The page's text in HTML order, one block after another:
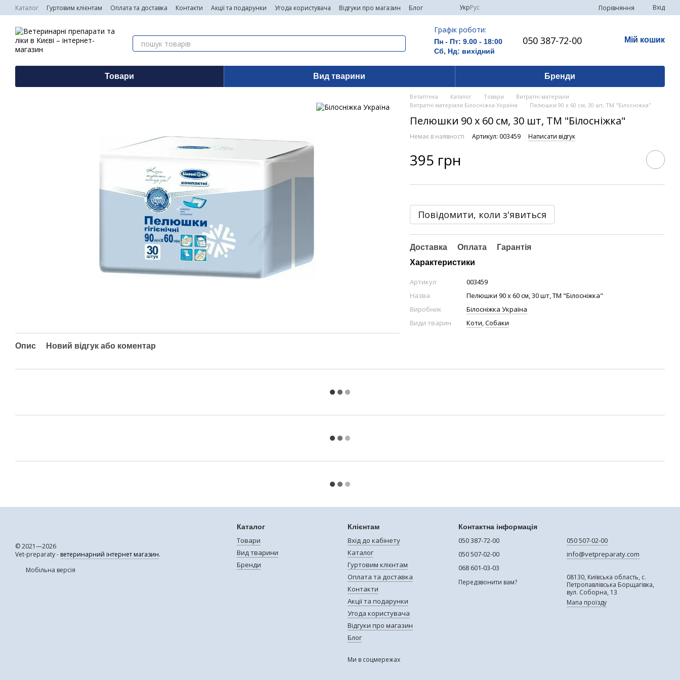
Перейти до основного контенту
Каталог Гуртовим клієнтам Оплата та доставка Контакти Акції та подарунки Угода користувача Відгуки про магазин Блог УкрРус Порівняння Вхід
Графік роботи:
Пн - Пт: 9.00 - 18:00
Сб, Нд: вихідний
050 387-72-00 Мій кошик
Товари Вид тварини Бренди
Опис Новий відгук або коментар
Ветаптека Каталог Товари
Витратні матеріали
Витратні матеріали Білосніжка Україна
Пелюшки 90 х 60 см, 30 шт, ТМ "Білосніжка"
Пелюшки 90 х 60 см, 30 шт, ТМ "Білосніжка"
Немає в наявності Артикул: 003459 Написати відгук
395 грн
Повідомити, коли з'явиться
Доставка Оплата
Гарантія
Характеристики
Артикул
003459
Назва
Пелюшки 90 х 60 см, 30 шт, ТМ "Білосніжка"
Виробник
Білосніжка Україна
Види тварин
Коти,Собаки
© 2021—2026
Vet-preparaty - ветеринарний інтернет магазин.
Мобільна версія
Каталог
Товари
Вид тварини
Бренди
Клієнтам
Вхід до кабінету
Каталог
Гуртовим клієнтам
Оплата та доставка
Контакти
Акції та подарунки
Угода користувача
Відгуки про магазин
Блог
Ми в соцмережах
Контактна інформація
050 387-72-00
050 507-02-00
068 601-03-03
Передзвонити вам?
050 507-02-00
info@vetpreparaty.com
08130, Київська область, с.
Петропавлівська Борщагівка,
вул. Соборна, 13
Мапа проїзду